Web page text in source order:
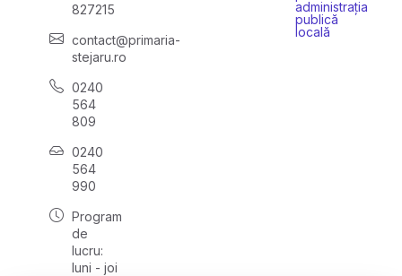
827215
contact@primaria-
stejaru.ro
0240
564
809
0240
564
990
Program
de
lucru:
luni - joi
administrația
publică
locală